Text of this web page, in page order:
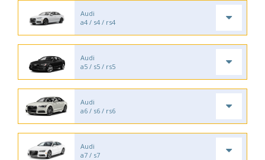
Audi
a4 / s4 / rs4
Audi
a5 / s5 / rs5
Audi
a6 / s6 / rs6
Audi
a7 / s7